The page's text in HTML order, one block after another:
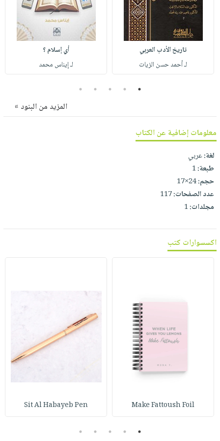
صابون
أطفال
مناسبات
فيديوهات
أسئلة
يتكرر
خدمات
كتابك
تواصل
عربة
التسوق
الإصدارات
تاريخ الأدب العربي
لـ أحمد حسن الزيات
أي إسلام ؟
لـ إيناس محمد
1
2
3
4
5
المزيد من البنود »
معلومات إضافية عن الكتاب
لغة:عربي
طبعة:1
حجم:24×17
عدد الصفحات:117
مجلدات:1
اكسسوارات كتب
Make Fattoush Foil
Sit Al Habayeb Pen
1
2
3
4
5